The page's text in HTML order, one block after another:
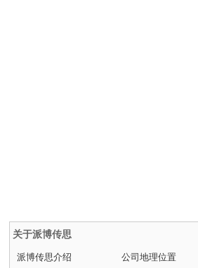
关于派博传思
派博传思介绍 公司地理位置